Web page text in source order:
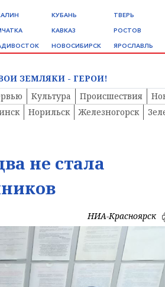
КУБАНЬ
КАВКАЗ
НОВОСИБИРСК
ТВЕРЬ
РОСТОВ
ЯРОСЛАВЛЬ
ЗЕМЛЯКИ - ГЕРОИ!
Культура Происшествия
Норильск Железногорск
не стала
НИА-Красноярск